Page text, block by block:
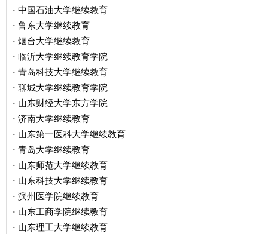
· 中国石油大学继续教育
· 鲁东大学继续教育
· 烟台大学继续教育
· 临沂大学继续教育学院
· 青岛科技大学继续教育
· 聊城大学继续教育学院
· 山东财经大学东方学院
· 济南大学继续教育
· 山东第一医科大学继续教育
· 青岛大学继续教育
· 山东师范大学继续教育
· 山东科技大学继续教育
· 滨州医学院继续教育
· 山东工商学院继续教育
· 山东理工大学继续教育